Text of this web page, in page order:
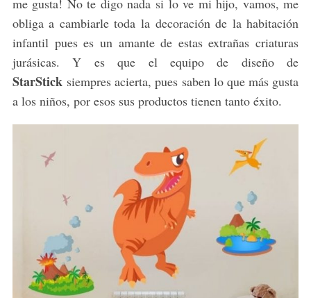
me gusta! No te digo nada si lo ve mi hijo, vamos, me
obliga a cambiarle toda la decoración de la habitación
infantil pues es un amante de estas extrañas criaturas
jurásicas. Y es que el equipo de diseño de
StarSticksiempres acierta, pues saben lo que más gusta
a los niños, por esos sus productos tienen tanto éxito.